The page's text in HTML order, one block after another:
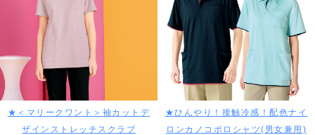
★＜マリークワント＞袖カットデ
ザインストレッチスクラブ
★ひんやり！接触冷感！配色ナイ
ロンカノコポロシャツ(男女兼用)